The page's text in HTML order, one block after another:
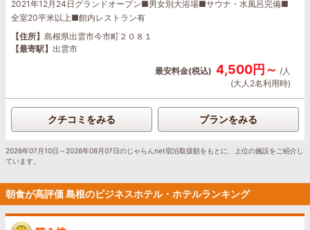
2021年12月24日グランドオープン■男女別大浴場■サウナ・水風呂完備■
全室20平米以上■館内レストラン有
【住所】 島根県出雲市今市町２０８１
【最寄駅】 出雲市
最安料金(税込) 4,500円～ /人
(大人2名利用時)
クチコミをみる プランをみる
2026年07月10日～2026年08月07日のじゃらんnet宿泊取扱額をもとに、上位の施設をご紹介し
ています。
朝食が高評価 島根のビジネスホテル・ホテルランキング